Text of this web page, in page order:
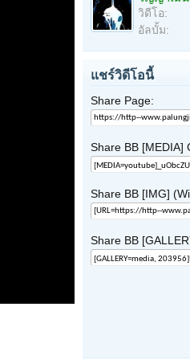
วิดีโอ:
อัลบั้ม:
แชร์วิดีโอนี้
Share Page:
Share BB [MEDIA]
Share BB [IMG]
Share BB